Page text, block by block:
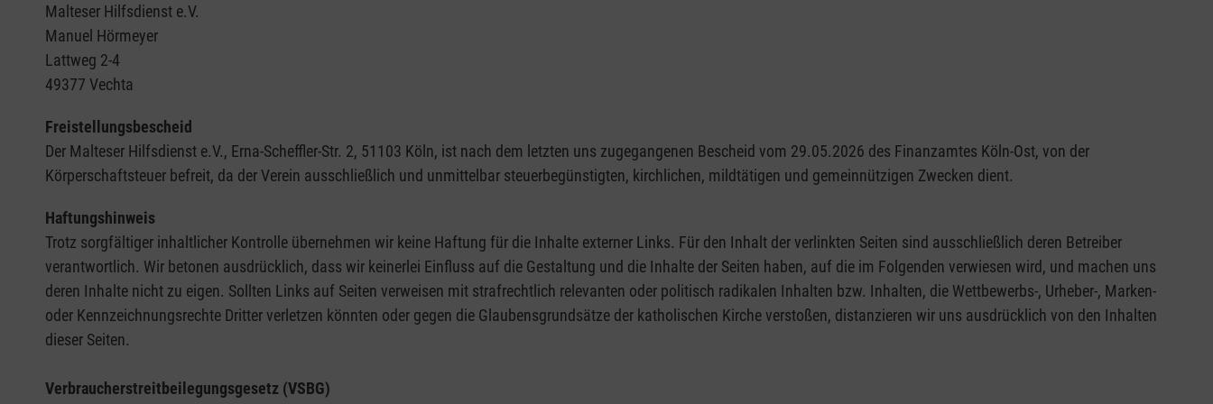
Malteser Hilfsdienst e.V.
Manuel Hörmeyer
Lattweg 2-4
49377 Vechta
Freistellungsbescheid
Der Malteser Hilfsdienst e.V., Erna-Scheffler-Str. 2, 51103 Köln, ist nach dem letzten uns zugegangenen Bescheid vom 29.05.2026 des Finanzamtes Köln-Ost, von der
Körperschaftsteuer befreit, da der Verein ausschließlich und unmittelbar steuerbegünstigten, kirchlichen, mildtätigen und gemeinnützigen Zwecken dient.
Haftungshinweis
Trotz sorgfältiger inhaltlicher Kontrolle übernehmen wir keine Haftung für die Inhalte externer Links. Für den Inhalt der verlinkten Seiten sind ausschließlich deren Betreiber
verantwortlich. Wir betonen ausdrücklich, dass wir keinerlei Einfluss auf die Gestaltung und die Inhalte der Seiten haben, auf die im Folgenden verwiesen wird, und machen uns
deren Inhalte nicht zu eigen. Sollten Links auf Seiten verweisen mit strafrechtlich relevanten oder politisch radikalen Inhalten bzw. Inhalten, die Wettbewerbs-, Urheber-, Marken-
oder Kennzeichnungsrechte Dritter verletzen könnten oder gegen die Glaubensgrundsätze der katholischen Kirche verstoßen, distanzieren wir uns ausdrücklich von den Inhalten
dieser Seiten.
Verbraucherstreitbeilegungsgesetz (VSBG)